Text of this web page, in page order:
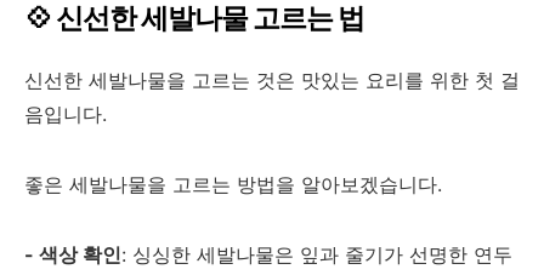
💠 신선한 세발나물 고르는 법
신선한 세발나물을 고르는 것은 맛있는 요리를 위한 첫 걸
음입니다.
좋은 세발나물을 고르는 방법을 알아보겠습니다.
- 색상 확인: 싱싱한 세발나물은 잎과 줄기가 선명한 연두